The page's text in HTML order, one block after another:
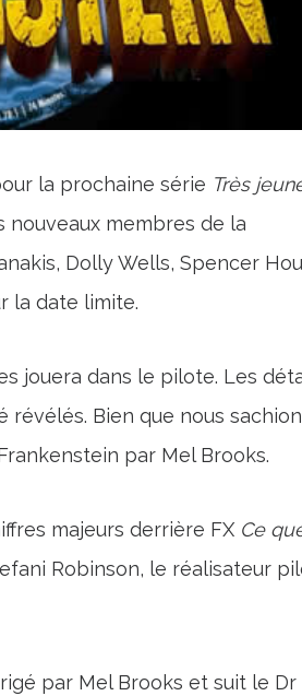
la prochaine série Très
nouveaux membres de la
Dolly Wells, Spencer
la date limite.
jouera dans le pilote. Les
Bien que nous
par Mel Brooks.
majeurs derrière FX Ce
Robinson, le réalisateur
par Mel Brooks et suit le Dr